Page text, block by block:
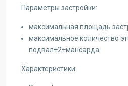
Параметры застройки:
максимальная площадь
максимальное количество
подвал+2+мансарда
Характеристики